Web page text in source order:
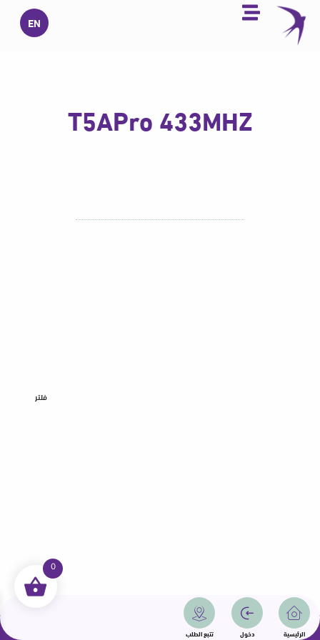
تخطي
المحتوى
EN
الرئيسية دخول تتبع الطلب
T5APro 433MHZ
فلتر
جميع الحقوق محفوظة | سمامة 2025 | دولة قطر
0